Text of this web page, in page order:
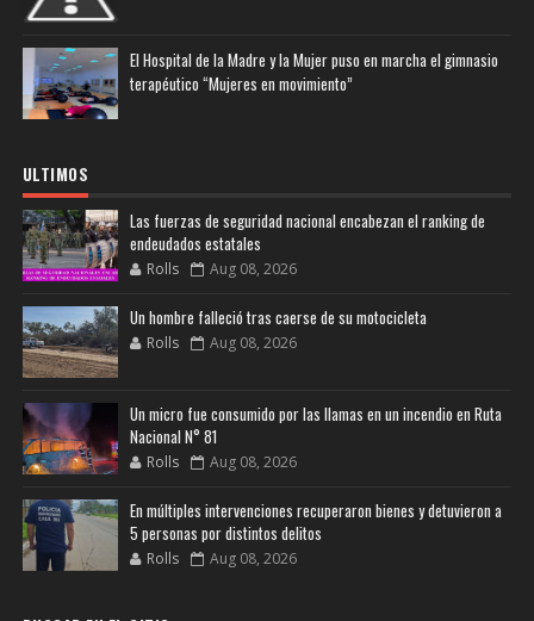
El Hospital de la Madre y la Mujer puso en marcha el gimnasio
terapéutico “Mujeres en movimiento”
ULTIMOS
Las fuerzas de seguridad nacional encabezan el ranking de
endeudados estatales
Rolls Aug 08, 2026
Un hombre falleció tras caerse de su motocicleta
Rolls Aug 08, 2026
Un micro fue consumido por las llamas en un incendio en Ruta
Nacional N° 81
Rolls Aug 08, 2026
En múltiples intervenciones recuperaron bienes y detuvieron a
5 personas por distintos delitos
Rolls Aug 08, 2026